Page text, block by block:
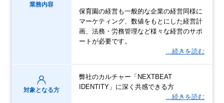
業務内容
保育園の経営も一般的な企業の経営同様に
マーケティング、数値をもとにした経営計
画、法務・労務管理など様々な経営のサポ
ートが必要です。
…続きを読む
対象となる方
弊社のカルチャー「NEXTBEAT
IDENTITY」に深く共感できる方
…続きを読む